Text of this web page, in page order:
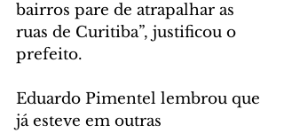
bairros pare de atrapalhar as
ruas de Curitiba”, justificou o
prefeito.
Eduardo Pimentel lembrou que
já esteve em outras